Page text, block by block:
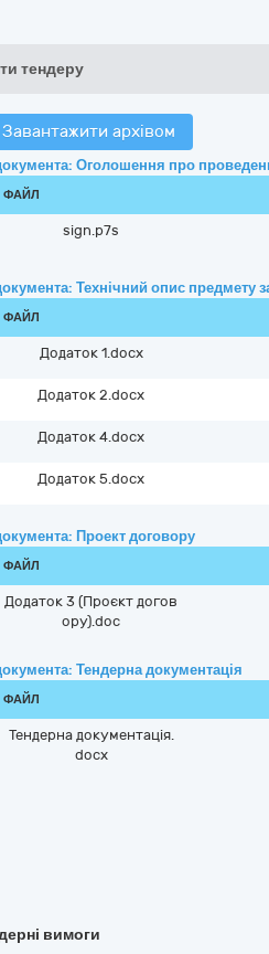
тендеру
архівом
Оголошення про
ФАЙЛ
sign.p7s
Технічний опис предмету
ФАЙЛ
Додаток 1.docx
Додаток 2.docx
Додаток 4.docx
Додаток 5.docx
Проект договору
ФАЙЛ
Додаток 3 (Проєкт догов
ору).doc
Тендерна документація
ФАЙЛ
Тендерна документація.
docx
вимоги